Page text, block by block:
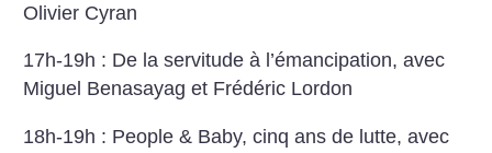
Olivier Cyran
17h-19h : De la servitude à l’émancipation, avec
Miguel Benasayag et Frédéric Lordon
18h-19h : People & Baby, cinq ans de lutte, avec